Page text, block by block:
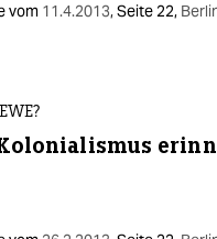
vom 11.4.2013,Seite 22,